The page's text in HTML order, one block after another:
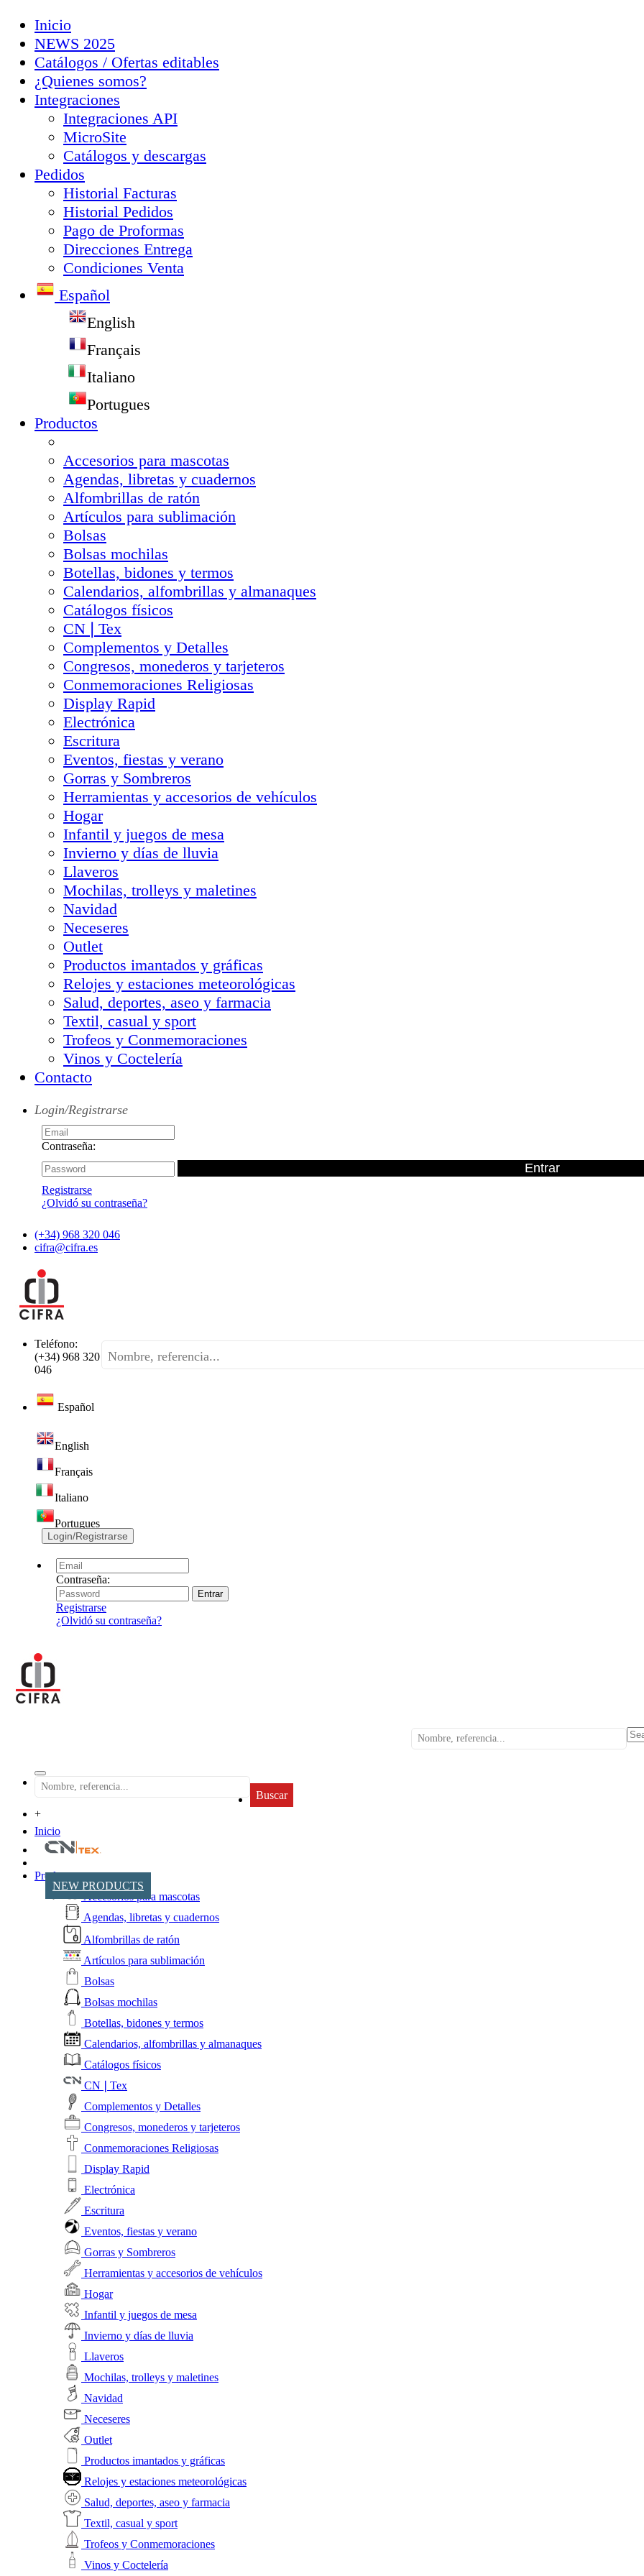
Inicio
NEWS 2025
Catálogos / Ofertas editables
¿Quienes somos?
Integraciones
Integraciones API
MicroSite
Catálogos y descargas
Pedidos
Historial Facturas
Historial Pedidos
Pago de Proformas
Direcciones Entrega
Condiciones Venta
Español
English
Français
Italiano
Portugues
Productos
Accesorios para mascotas
Agendas, libretas y cuadernos
Alfombrillas de ratón
Artículos para sublimación
Bolsas
Bolsas mochilas
Botellas, bidones y termos
Calendarios, alfombrillas y almanaques
Catálogos físicos
CN❘Tex
Complementos y Detalles
Congresos, monederos y tarjeteros
Conmemoraciones Religiosas
Display Rapid
Electrónica
Escritura
Eventos, fiestas y verano
Gorras y Sombreros
Herramientas y accesorios de vehículos
Hogar
Infantil y juegos de mesa
Invierno y días de lluvia
Llaveros
Mochilas, trolleys y maletines
Navidad
Neceseres
Outlet
Productos imantados y gráficas
Relojes y estaciones meteorológicas
Salud, deportes, aseo y farmacia
Textil, casual y sport
Trofeos y Conmemoraciones
Vinos y Coctelería
Contacto
Login/Registrarse
Contraseña:
Registrarse
¿Olvidó su contraseña?
(+34) 968 320 046
cifra@cifra.es
Teléfono:
(+34) 968 320
046
Español
English
Français
Italiano
Portugues
Login/Registrarse
Contraseña:
Registrarse
¿Olvidó su contraseña?
Buscar
+
Inicio
NEW PRODUCTS
Productos
Accesorios para mascotas
Agendas, libretas y cuadernos
Alfombrillas de ratón
Artículos para sublimación
Bolsas
Bolsas mochilas
Botellas, bidones y termos
Calendarios, alfombrillas y almanaques
Catálogos físicos
CN❘Tex
Complementos y Detalles
Congresos, monederos y tarjeteros
Conmemoraciones Religiosas
Display Rapid
Electrónica
Escritura
Eventos, fiestas y verano
Gorras y Sombreros
Herramientas y accesorios de vehículos
Hogar
Infantil y juegos de mesa
Invierno y días de lluvia
Llaveros
Mochilas, trolleys y maletines
Navidad
Neceseres
Outlet
Productos imantados y gráficas
Relojes y estaciones meteorológicas
Salud, deportes, aseo y farmacia
Textil, casual y sport
Trofeos y Conmemoraciones
Vinos y Coctelería